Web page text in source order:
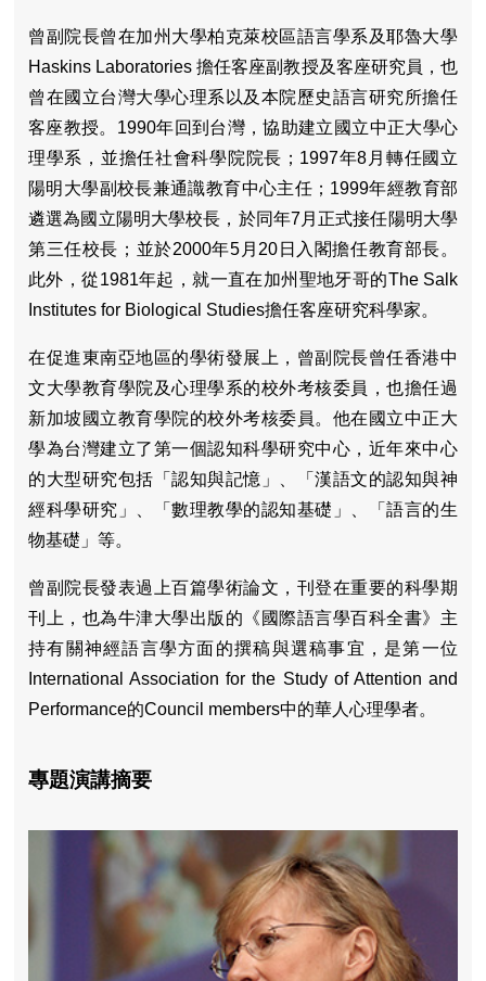
曾副院長曾在加州大學柏克萊校區語言學系及耶魯大學
Haskins Laboratories 擔任客座副教授及客座研究員，也
曾在國立台灣大學心理系以及本院歷史語言研究所擔任
客座教授。1990年回到台灣，協助建立國立中正大學心
理學系，並擔任社會科學院院長；1997年8月轉任國立
陽明大學副校長兼通識教育中心主任；1999年經教育部
遴選為國立陽明大學校長，於同年7月正式接任陽明大學
第三任校長；並於2000年5月20日入閣擔任教育部長。
此外，從1981年起，就一直在加州聖地牙哥的The Salk
Institutes for Biological Studies擔任客座研究科學家。
在促進東南亞地區的學術發展上，曾副院長曾任香港中
文大學教育學院及心理學系的校外考核委員，也擔任過
新加坡國立教育學院的校外考核委員。他在國立中正大
學為台灣建立了第一個認知科學研究中心，近年來中心
的大型研究包括「認知與記憶」、「漢語文的認知與神
經科學研究」、「數理教學的認知基礎」、「語言的生
物基礎」等。
曾副院長發表過上百篇學術論文，刊登在重要的科學期
刊上，也為牛津大學出版的《國際語言學百科全書》主
持有關神經語言學方面的撰稿與選稿事宜，是第一位
International Association for the Study of Attention and
Performance的Council members中的華人心理學者。
專題演講摘要